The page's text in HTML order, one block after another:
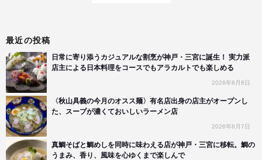
最近の投稿
日常に寄り添うカジュアルな割烹が神戸・三宮に誕生！ 実力派
店主による日本料理をコースでもアラカルトでも楽しめる
2026年8月8日
〈秋山具義の今月のオスス麺〉有名店出身の店主がオープンし
た、スープが濃くておいしいラーメン店
2026年8月7日
真鯛そばと鯛めしを同時に味わえる店が神戸・三宮に移転。鯛の
うまみ、香り、風味を心ゆくまで楽しんで